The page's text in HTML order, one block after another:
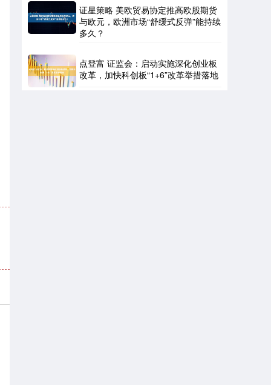
证星策略 美欧贸易协定推高欧股期货
与欧元，欧洲市场“舒缓式反弹”能持续
多久？
点登富 证监会：启动实施深化创业板
改革，加快科创板“1+6”改革举措落地